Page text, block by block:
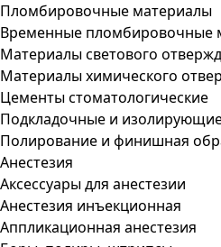
Пломбировочные материалы
Временные пломбировочные
Материалы светового
Материалы химического
Цементы стоматологические
Подкладочные и
Полирование и финишная
Анестезия
Аксессуары для анестезии
Анестезия инъекционная
Аппликационная анестезия